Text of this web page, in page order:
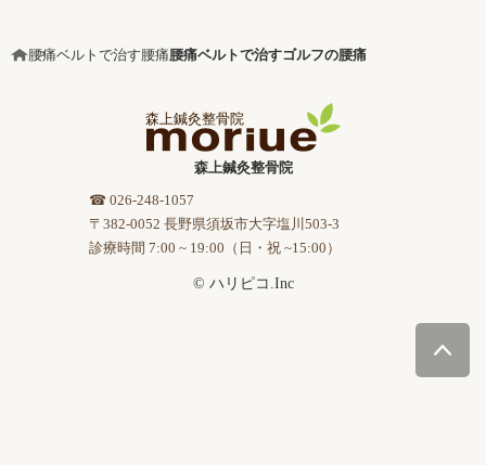
腰痛ベルトで治す腰痛腰痛ベルトで治すゴルフの腰痛
森上鍼灸整骨院
☎ 026-248-1057
〒382-0052 長野県須坂市大字塩川503-3
診療時間 7:00 ~ 19:00（日・祝 ~15:00）
© ハリピコ.Inc